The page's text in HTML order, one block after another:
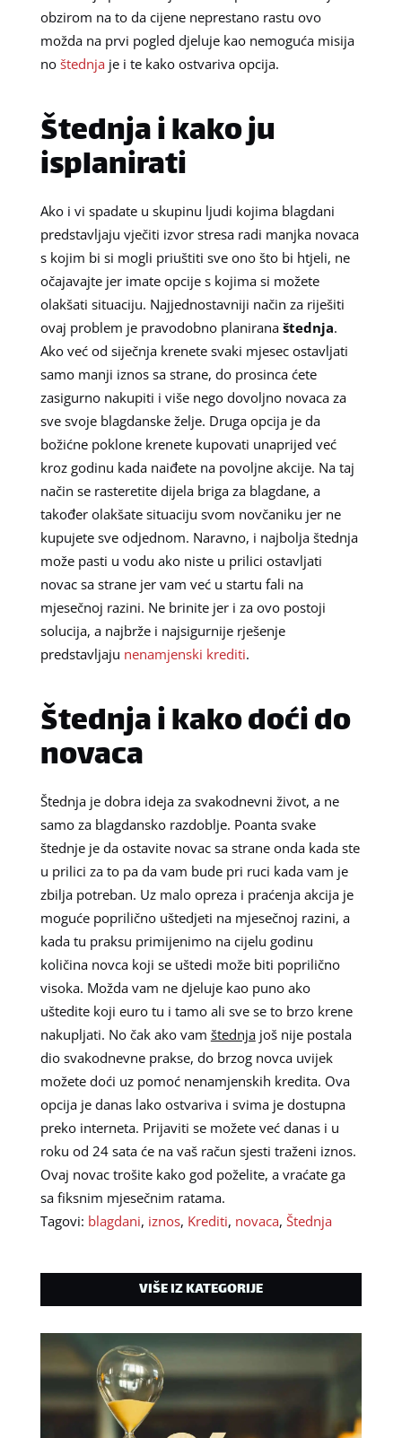
obzirom na to da cijene neprestano rastu ovo
možda na prvi pogled djeluje kao nemoguća misija
no štednjaje i te kako ostvariva opcija.
Štednja i kako ju
isplanirati
Ako i vi spadate u skupinu ljudi kojima blagdani
predstavljaju vječiti izvor stresa radi manjka novaca
s kojim bi si mogli priuštiti sve ono što bi htjeli, ne
očajavajte jer imate opcije s kojima si možete
olakšati situaciju. Najjednostavniji način za riješiti
ovaj problem je pravodobno planirana štednja.
Ako već od siječnja krenete svaki mjesec ostavljati
samo manji iznos sa strane, do prosinca ćete
zasigurno nakupiti i više nego dovoljno novaca za
sve svoje blagdanske želje. Druga opcija je da
božićne poklone krenete kupovati unaprijed već
kroz godinu kada naiđete na povoljne akcije. Na taj
način se rasteretite dijela briga za blagdane, a
također olakšate situaciju svom novčaniku jer ne
kupujete sve odjednom. Naravno, i najbolja štednja
može pasti u vodu ako niste u prilici ostavljati
novac sa strane jer vam već u startu fali na
mjesečnoj razini. Ne brinite jer i za ovo postoji
solucija, a najbrže i najsigurnije rješenje
predstavljaju nenamjenski krediti.
Štednja i kako doći do
novaca
Štednja je dobra ideja za svakodnevni život, a ne
samo za blagdansko razdoblje. Poanta svake
štednje je da ostavite novac sa strane onda kada ste
u prilici za to pa da vam bude pri ruci kada vam je
zbilja potreban. Uz malo opreza i praćenja akcija je
moguće poprilično uštedjeti na mjesečnoj razini, a
kada tu praksu primijenimo na cijelu godinu
količina novca koji se uštedi može biti poprilično
visoka. Možda vam ne djeluje kao puno ako
uštedite koji euro tu i tamo ali sve se to brzo krene
nakupljati. No čak ako vam štednjajoš nije postala
dio svakodnevne prakse, do brzog novca uvijek
možete doći uz pomoć nenamjenskih kredita. Ova
opcija je danas lako ostvariva i svima je dostupna
preko interneta. Prijaviti se možete već danas i u
roku od 24 sata će na vaš račun sjesti traženi iznos.
Ovaj novac trošite kako god poželite, a vraćate ga
sa fiksnim mjesečnim ratama.
Tagovi: blagdani, iznos, Krediti, novaca, Štednja
VIŠE IZ KATEGORIJE